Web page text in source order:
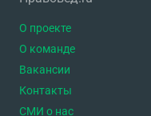
О проекте
О команде
Вакансии
Контакты
СМИ о нас